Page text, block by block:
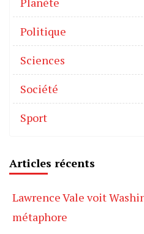
Politique
Sciences
Société
Sport
Articles récents
Lawrence Vale voit
métaphore